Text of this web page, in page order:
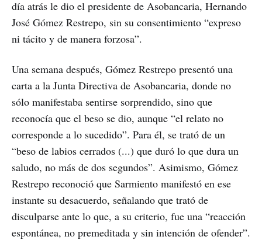
día atrás le dio el presidente de Asobancaria, Hernando
José Gómez Restrepo, sin su consentimiento “expreso
ni tácito y de manera forzosa”.
Una semana después, Gómez Restrepo presentó una
carta a la Junta Directiva de Asobancaria, donde no
sólo manifestaba sentirse sorprendido, sino que
reconocía que el beso se dio, aunque “el relato no
corresponde a lo sucedido”. Para él, se trató de un
“beso de labios cerrados (...) que duró lo que dura un
saludo, no más de dos segundos”. Asimismo, Gómez
Restrepo reconoció que Sarmiento manifestó en ese
instante su desacuerdo, señalando que trató de
disculparse ante lo que, a su criterio, fue una “reacción
espontánea, no premeditada y sin intención de ofender”.